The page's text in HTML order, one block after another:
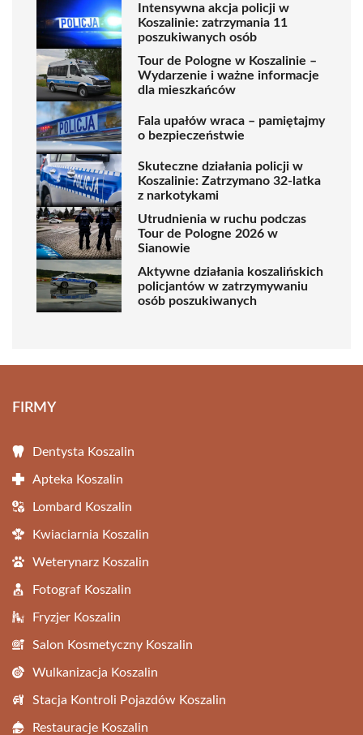
Intensywna akcja policji w
Koszalinie: zatrzymania 11
poszukiwanych osób
Tour de Pologne w Koszalinie –
Wydarzenie i ważne informacje
dla mieszkańców
Fala upałów wraca – pamiętajmy
o bezpieczeństwie
Skuteczne działania policji w
Koszalinie: Zatrzymano 32-latka
z narkotykami
Utrudnienia w ruchu podczas
Tour de Pologne 2026 w
Sianowie
Aktywne działania koszalińskich
policjantów w zatrzymywaniu
osób poszukiwanych
FIRMY
Dentysta Koszalin
Apteka Koszalin
Lombard Koszalin
Kwiaciarnia Koszalin
Weterynarz Koszalin
Fotograf Koszalin
Fryzjer Koszalin
Salon Kosmetyczny Koszalin
Wulkanizacja Koszalin
Stacja Kontroli Pojazdów Koszalin
Restauracje Koszalin